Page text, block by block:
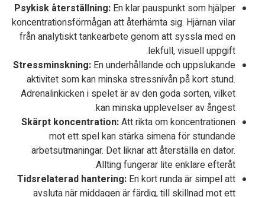
Psykisk återställning: En klar pauspunkt som hjälper
koncentrationsförmågan att återhämta sig. Hjärnan vilar
från analytiskt tankearbete genom att syssla med en
lekfull, visuell uppgift.
Stressminskning: En underhållande och uppslukande
aktivitet som kan minska stressnivån på kort stund.
Adrenalinkicken i spelet är av den goda sorten, vilket
kan minska upplevelser av ångest.
Skärpt koncentration:Att rikta om koncentrationen
mot ett spel kan stärka simena för stundande
arbetsutmaningar. Det liknar att återställa en dator.
Allting fungerar lite enklare efteråt.
Tidsrelaterad hantering: En kort runda är simpel att
avsluta när middagen är färdig, till skillnad mot ett